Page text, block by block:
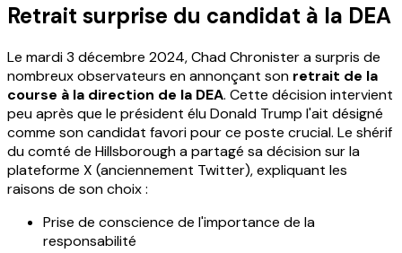
Retrait surprise du candidat à la DEA
Le mardi 3 décembre 2024, Chad Chronister a surpris de
nombreux observateurs en annonçant son retrait de la
course à la direction de la DEA. Cette décision intervient
peu après que le président élu Donald Trump l'ait désigné
comme son candidat favori pour ce poste crucial. Le shérif
du comté de Hillsborough a partagé sa décision sur la
plateforme X (anciennement Twitter), expliquant les
raisons de son choix :
Prise de conscience de l'importance de la
responsabilité